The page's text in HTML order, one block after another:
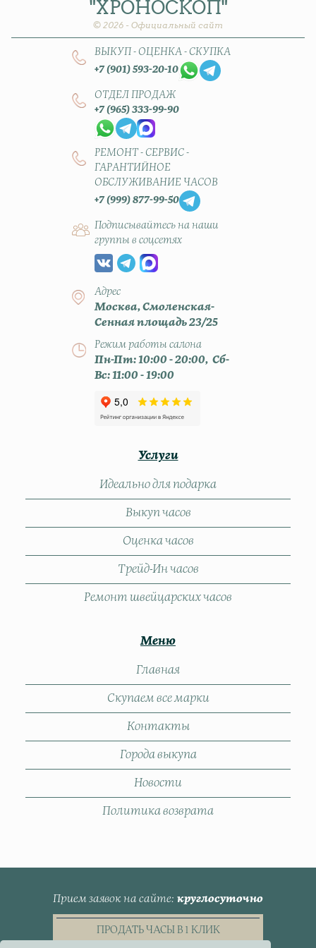
"ХРОНОСКОП"
© 2026 - Официальный сайт
ВЫКУП - ОЦЕНКА - СКУПКА
+7 (901) 593-20-10
ОТДЕЛ ПРОДАЖ
+7 (965) 333-99-90
РЕМОНТ - СЕРВИС -
ГАРАНТИЙНОЕ
ОБСЛУЖИВАНИЕ ЧАСОВ
+7 (999) 877-99-50
Подписывайтесь на наши
группы в соцсетях
Адрес
Москва, Смоленская-
Сенная площадь 23/25
Режим работы салона
Пн-Пт: 10:00 - 20:00, Сб-
Вс: 11:00 - 19:00
Услуги
Идеально для подарка
Выкуп часов
Оценка часов
Трейд-Ин часов
Ремонт швейцарских часов
Меню
Главная
Скупаем все марки
Контакты
Города выкупа
Новости
Политика возврата
Прием заявок на сайте круглосуточно
ПРОДАТЬ ЧАСЫ В 1 КЛИК